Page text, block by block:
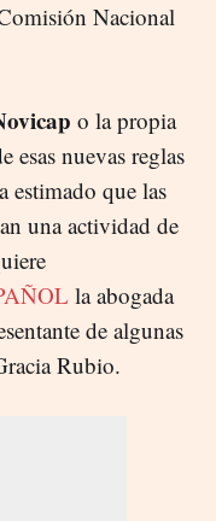
Nacional
o la propia
esas nuevas reglas
estimado que las
una actividad de
la abogada
de algunas
Rubio.